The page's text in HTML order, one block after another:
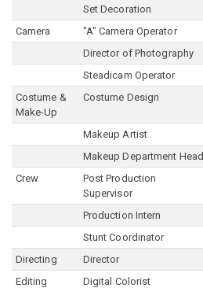
Set Decoration
Camera
"A" Camera Operator
Director of Photography
Steadicam Operator
Costume &
Make-Up
Costume Design
Makeup Artist
Makeup Department Head
Crew
Post Production
Supervisor
Production Intern
Stunt Coordinator
Directing
Director
Editing
Digital Colorist